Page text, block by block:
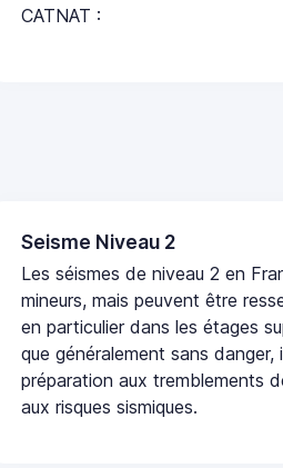
CATNAT :
Seisme Niveau 2
Les séismes de niveau 2 en
mineurs, mais peuvent être
en particulier dans les étages
que généralement sans
préparation aux tremblements
aux risques sismiques.